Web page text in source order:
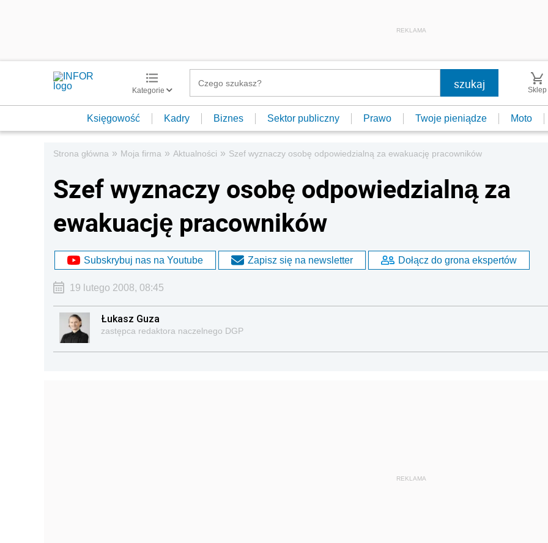
REKLAMA
Kategorie Sklep
Księgowość Kadry Biznes Sektor publiczny Prawo Twoje pieniądze Moto
Strona główna » Moja firma » Aktualności » Szef wyznaczy osobę odpowiedzialną za ewakuację pracowników
Szef wyznaczy osobę odpowiedzialną za
ewakuację pracowników
Subskrybuj nas na Youtube Zapisz się na newsletter Dołącz do grona ekspertów
19 lutego 2008, 08:45
Łukasz Guza
zastępca redaktora naczelnego DGP